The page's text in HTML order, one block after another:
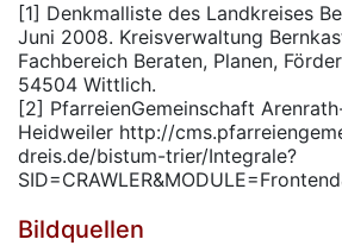
[1] Denkmalliste des Landkreises
Juni 2008. Kreisverwaltung
Fachbereich Beraten, Planen,
54504 Wittlich.
[2] PfarreienGemeinschaft
Heidweiler http://
dreis.de/bistum-trier/Integrale?
Bildquellen